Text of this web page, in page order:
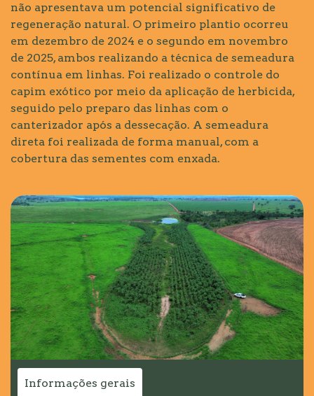
não apresentava um potencial significativo de
regeneração natural. O primeiro plantio ocorreu
em dezembro de 2024 e o segundo em novembro
de 2025, ambos realizando a técnica de semeadura
contínua em linhas. Foi realizado o controle do
capim exótico por meio da aplicação de herbicida,
seguido pelo preparo das linhas com o
canterizador após a dessecação. A semeadura
direta foi realizada de forma manual, com a
cobertura das sementes com enxada.
Informações gerais